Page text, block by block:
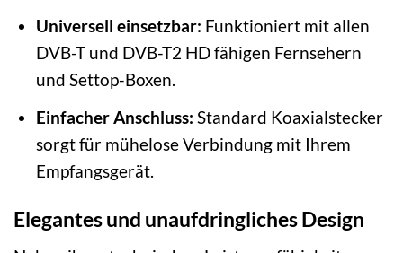
Universell einsetzbar: Funktioniert mit allen
DVB-T und DVB-T2 HD fähigen Fernsehern
und Settop-Boxen.
Einfacher Anschluss: Standard Koaxialstecker
sorgt für mühelose Verbindung mit Ihrem
Empfangsgerät.
Elegantes und unaufdringliches Design